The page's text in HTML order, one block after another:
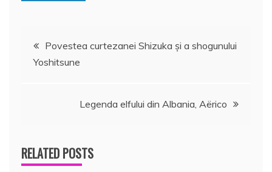
Navigare
Povestea curtezanei Shizuka şi a shogunului
Yoshitsune
Legenda elfului din Albania, Aërico
RELATED POSTS